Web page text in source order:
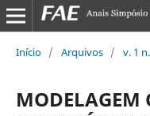
Início / Arquivos / v. 1
MODELAGEM